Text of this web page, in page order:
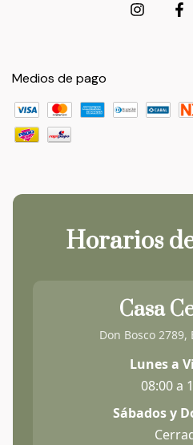
Medios de pago
Horarios
Casa
Don Bosco 2789,
Lunes a
08:00 a
Sábados y